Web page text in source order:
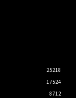
25218
17524
8712